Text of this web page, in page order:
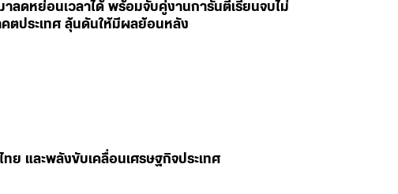
าลดหย่อนเวลาได้ พร้อมจับคู่งานการันตีเรียนจบไม่
ตประเทศ ลุ้นดันให้มีผลย้อนหลัง
ย และพลังขับเคลื่อนเศรษฐกิจประเทศ